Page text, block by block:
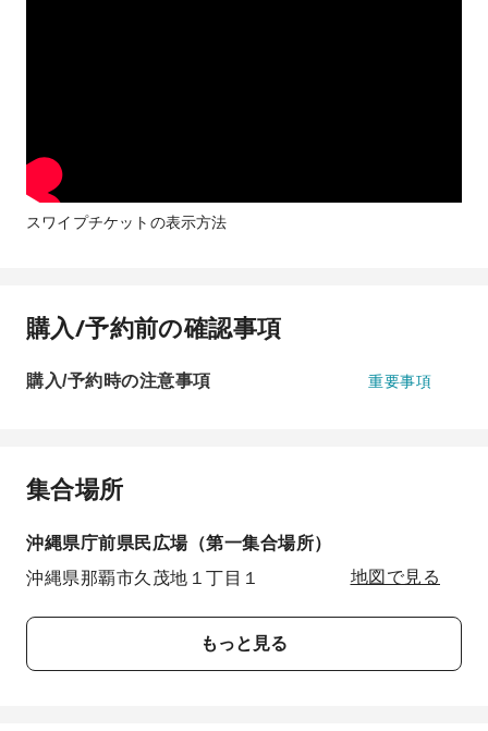
スワイプチケットの表示方法
購入/予約前の確認事項
購入/予約時の注意事項 重要事項
集合場所
沖縄県庁前県民広場（第一集合場所）
沖縄県那覇市久茂地１丁目１
地図で見る
もっと見る